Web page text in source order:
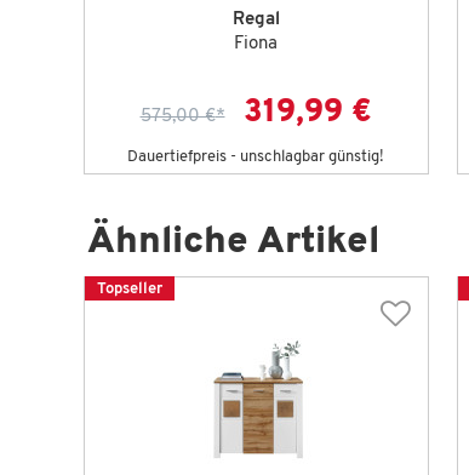
Regal
Fiona
575,00 €* 319,99 €
Dauertiefpreis - unschlagbar günstig!
Ähnliche Artikel
Topseller